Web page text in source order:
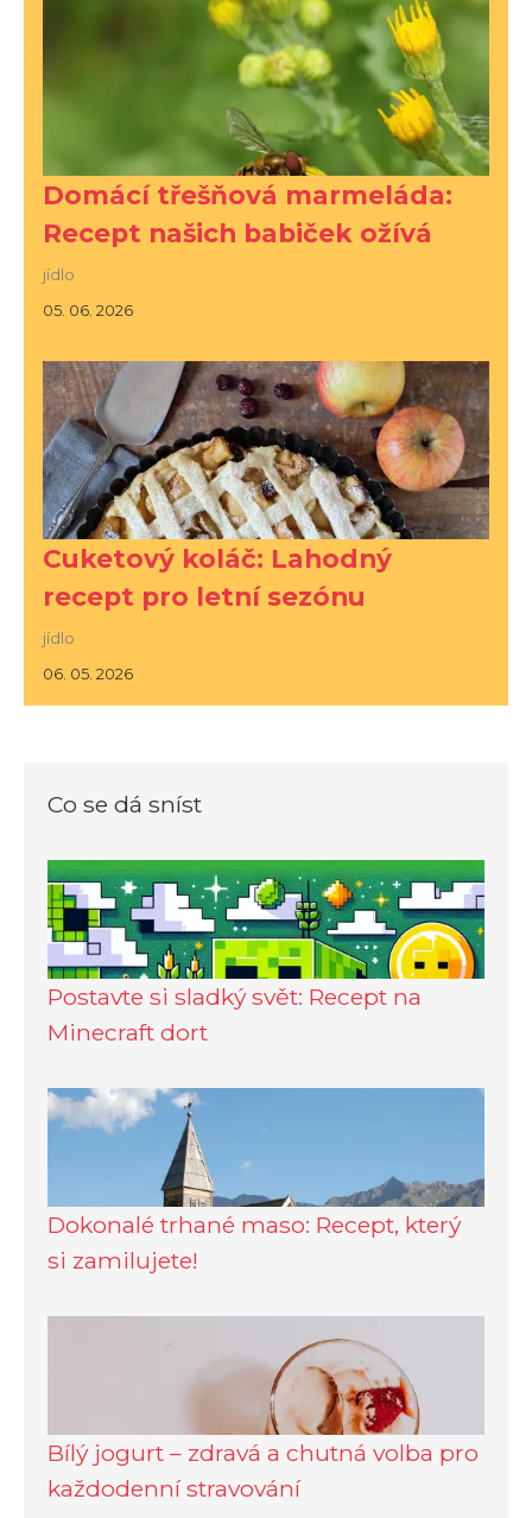
Domácí třešňová marmeláda:
Recept našich babiček ožívá
jídlo
05. 06. 2026
Cuketový koláč: Lahodný
recept pro letní sezónu
jídlo
06. 05. 2026
Co se dá sníst
Postavte si sladký svět: Recept na
Minecraft dort
Dokonalé trhané maso: Recept, který
si zamilujete!
Bílý jogurt – zdravá a chutná volba pro
každodenní stravování